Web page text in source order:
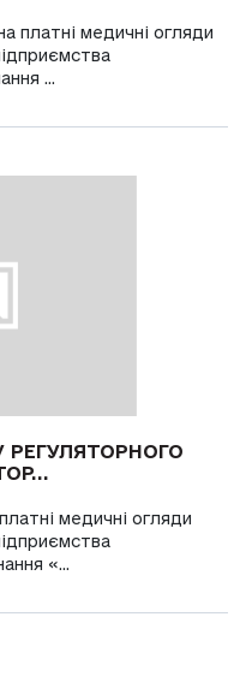
медичні огляди
...
медичні огляди
«...